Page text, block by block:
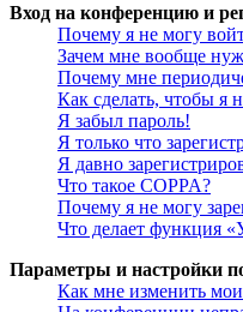
Вход на конференцию и
Почему я не могу
Зачем мне вообще
Почему мне
Как сделать, чтобы я
Я забыл пароль!
Я только что
Я давно
Что такое COPPA?
Почему я не могу
Что делает функция
Параметры и настройки
Как мне изменить